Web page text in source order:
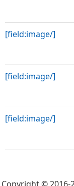
[field:image/]
[field:image/]
[field:image/]